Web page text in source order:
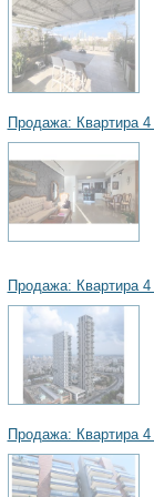
Продажа: Квартира
Продажа: Квартира
Продажа: Квартира